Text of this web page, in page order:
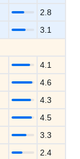
2.8
3.1
4.1
4.6
4.3
4.5
3.3
2.4